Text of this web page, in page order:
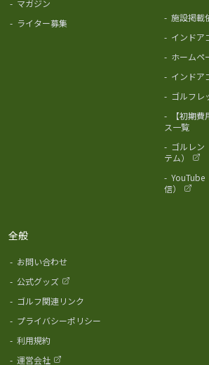
- マガジン
- ライター募集 - 施設掲載
- インドア
- ホームペ
- インドア
- ゴルフレ
-
【初期
ス一覧
- ゴルレン
テム）
- YouTube
信）
全般
- お問い合わせ
- 公式グッズ
- ゴルフ関連リンク
- プライバシーポリシー
- 利用規約
- 運営会社